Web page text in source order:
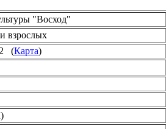
"Восход"
взрослых
(Карта)